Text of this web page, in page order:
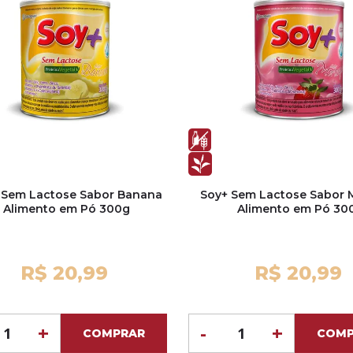
Sem Lactose Sabor Banana
Alimento em Pó 300g
R$ 20,99
+ COMPRAR
Soy+ Sem Lactose Sabor
Alimento em Pó
R$ 20,99
+
-